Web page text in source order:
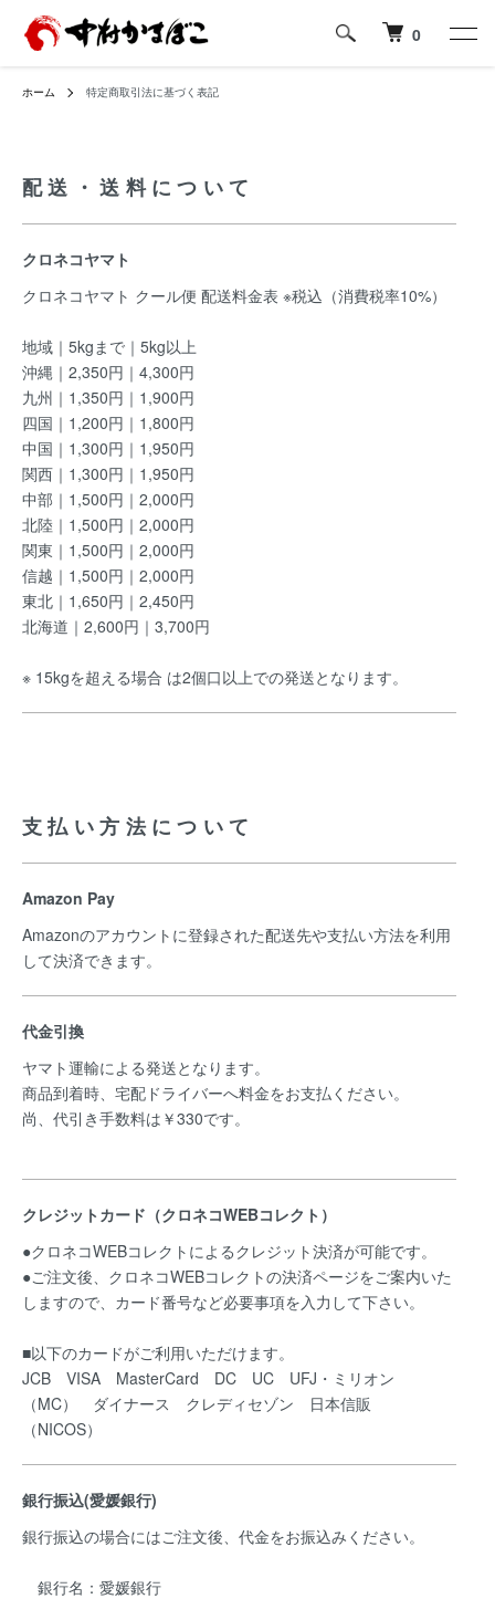
0
ホーム 特定商取引法に基づく表記
配送・送料について
クロネコヤマト
クロネコヤマト クール便 配送料金表 ※税込（消費税率10%）
地域｜5kgまで｜5kg以上
沖縄｜2,350円｜4,300円
九州｜1,350円｜1,900円
四国｜1,200円｜1,800円
中国｜1,300円｜1,950円
関西｜1,300円｜1,950円
中部｜1,500円｜2,000円
北陸｜1,500円｜2,000円
関東｜1,500円｜2,000円
信越｜1,500円｜2,000円
東北｜1,650円｜2,450円
北海道｜2,600円｜3,700円
※ 15kgを超える場合 は2個口以上での発送となります。
支払い方法について
Amazon Pay
Amazonのアカウントに登録された配送先や支払い方法を利用
して決済できます。
代金引換
ヤマト運輸による発送となります。
商品到着時、宅配ドライバーへ料金をお支払ください。
尚、代引き手数料は￥330です。
クレジットカード（クロネコWEBコレクト）
●クロネコWEBコレクトによるクレジット決済が可能です。
●ご注文後、クロネコWEBコレクトの決済ページをご案内いた
しますので、カード番号など必要事項を入力して下さい。
■以下のカードがご利用いただけます。
JCB VISA MasterCard DC UC UFJ・ミリオン
（MC） ダイナース クレディセゾン 日本信販
（NICOS）
銀行振込(愛媛銀行)
銀行振込の場合にはご注文後、代金をお振込みください。
銀行名：愛媛銀行